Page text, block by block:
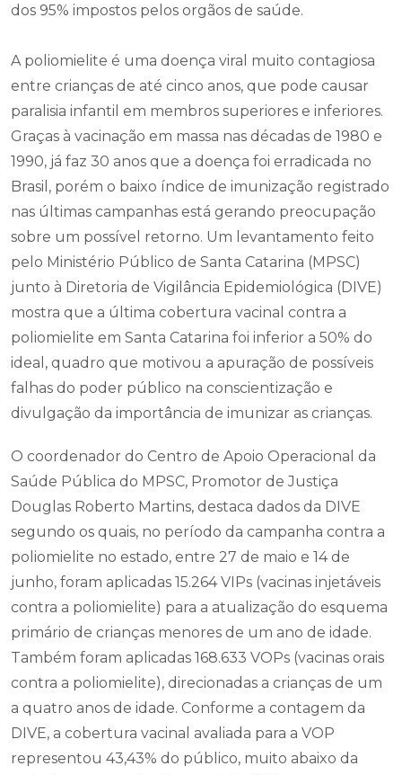
dos 95% impostos pelos orgãos de saúde.
A poliomielite é uma doença viral muito contagiosa
entre crianças de até cinco anos, que pode causar
paralisia infantil em membros superiores e inferiores.
Graças à vacinação em massa nas décadas de 1980 e
1990, já faz 30 anos que a doença foi erradicada no
Brasil, porém o baixo índice de imunização registrado
nas últimas campanhas está gerando preocupação
sobre um possível retorno. Um levantamento feito
pelo Ministério Público de Santa Catarina (MPSC)
junto à Diretoria de Vigilância Epidemiológica (DIVE)
mostra que a última cobertura vacinal contra a
poliomielite em Santa Catarina foi inferior a 50% do
ideal, quadro que motivou a apuração de possíveis
falhas do poder público na conscientização e
divulgação da importância de imunizar as crianças.
O coordenador do Centro de Apoio Operacional da
Saúde Pública do MPSC, Promotor de Justiça
Douglas Roberto Martins, destaca dados da DIVE
segundo os quais, no período da campanha contra a
poliomielite no estado, entre 27 de maio e 14 de
junho, foram aplicadas 15.264 VIPs (vacinas injetáveis
contra a poliomielite) para a atualização do esquema
primário de crianças menores de um ano de idade.
Também foram aplicadas 168.633 VOPs (vacinas orais
contra a poliomielite), direcionadas a crianças de um
a quatro anos de idade. Conforme a contagem da
DIVE, a cobertura vacinal avaliada para a VOP
representou 43,43% do público, muito abaixo da